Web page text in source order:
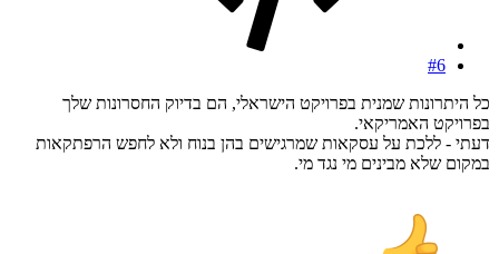
#6
כל היתרונות שמנית בפרויקט הישראלי, הם בדיוק החסרונות שלך
בפרויקט האמריקאי.
דעתי - ללכת על עסקאות שמרגישים בהן בנוח ולא לחפש הרפתקאות
במקום שלא מבינים מי נגד מי.